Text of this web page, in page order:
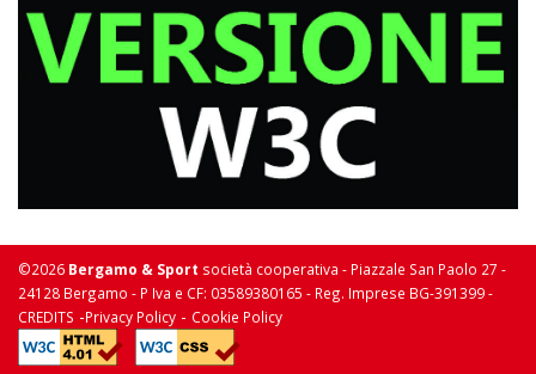
©2026 Bergamo & Sport società cooperativa - Piazzale San Paolo 27 -
24128 Bergamo - P Iva e CF: 03589380165 - Reg. Imprese BG-391399 -
CREDITS -Privacy Policy - Cookie Policy